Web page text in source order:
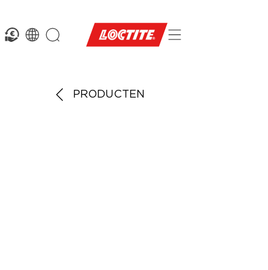
PRODUCTEN